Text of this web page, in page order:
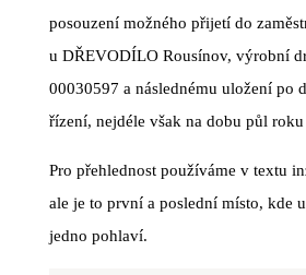
posouzení možného přijetí do
u DŘEVODÍLO Rousínov, výrobní
00030597 a následnému uložení po
řízení, nejdéle však na dobu půl
Pro přehlednost používáme v textu
ale je to první a poslední místo, kde
jedno pohlaví.